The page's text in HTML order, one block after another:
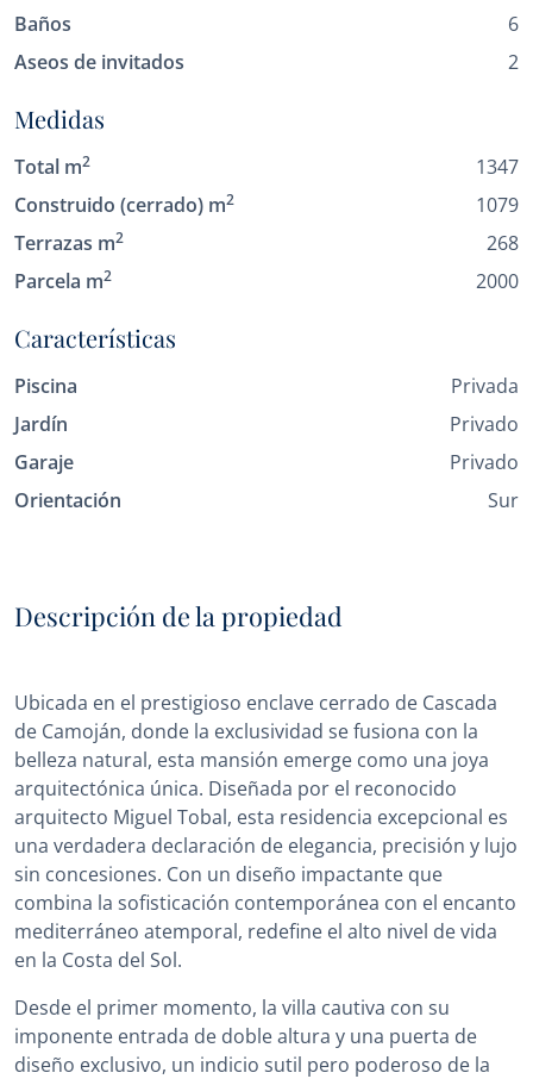
Baños
6
Aseos de invitados
2
Medidas
Total m2
1347
Construido (cerrado) m2
1079
Terrazas m2
268
Parcela m2 2000
Características
Piscina
Privada
Jardín
Privado
Garaje
Privado
Orientación
Sur
Descripción de la propiedad
Ubicada en el prestigioso enclave cerrado de Cascada
de Camoján, donde la exclusividad se fusiona con la
belleza natural, esta mansión emerge como una joya
arquitectónica única. Diseñada por el reconocido
arquitecto Miguel Tobal, esta residencia excepcional es
una verdadera declaración de elegancia, precisión y lujo
sin concesiones. Con un diseño impactante que
combina la sofisticación contemporánea con el encanto
mediterráneo atemporal, redefine el alto nivel de vida
en la Costa del Sol.
Desde el primer momento, la villa cautiva con su
imponente entrada de doble altura y una puerta de
diseño exclusivo, un indicio sutil pero poderoso de la